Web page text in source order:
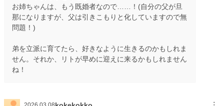
お姉ちゃんは、もう既婚者なので……！(自分の父が旦
那になりますが、父は引きこもりと化していますので無
問題！)
弟を立派に育てたら、好きなように生きるのかもしれま
せん。それか、リトが早めに迎えに来るかもしれません
ね！